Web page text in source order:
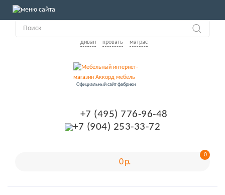
Официальный сайт фабрики
диван кровать матрас
+7 (495) 776-96-48
+7 (904) 253-33-72
0
0 р.